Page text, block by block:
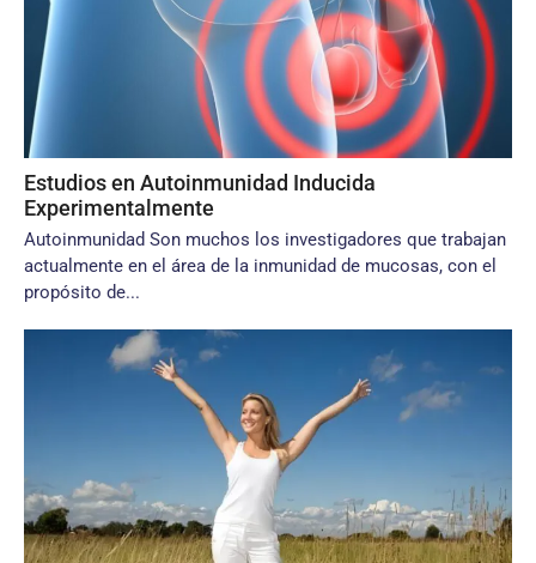
Estudios en Autoinmunidad Inducida
Experimentalmente
Autoinmunidad Son muchos los investigadores que trabajan
actualmente en el área de la inmunidad de mucosas, con el
propósito de...